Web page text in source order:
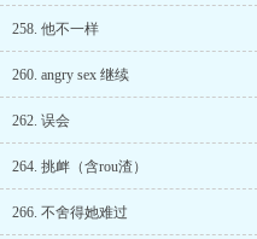
258. 他不一样
260. angry sex 继续
262. 误会
264. 挑衅（含rou渣）
266. 不舍得她难过